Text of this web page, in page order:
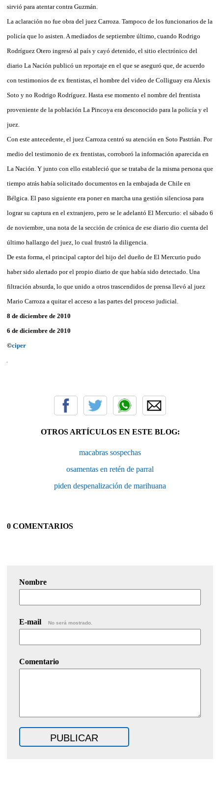
sirvió para atentar contra Guzmán.
La aclaración no fue obra del juez Carroza. Tampoco de los funcionarios de la
policía que lo asisten. A mediados de septiembre último, cuando Rodrigo
Rodríguez Otero ingresó al país y cayó detenido, el sitio electrónico del
diario La Nación publicó un reportaje en el que se aseguró que, de acuerdo
con testimonios de ex frentistas, el hombre del video de Colliguay era Alexis
Soto y no Rodrigo Rodríguez. Hasta ese momento el nombre del frentista
proveniente de la población La Pincoya era desconocido para la policía y el
juez.
Con este antecedente, el juez Carroza centró su atención en Soto Pastrián. Por
medio del testimonio de ex frentistas, corroboró la información aparecida en
La Nación. Y junto con ello estableció que se trataba de la misma persona que
tiempo atrás había solicitado documentos en la embajada de Chile en
Bélgica. El paso siguiente era poner en marcha una gestión silenciosa para
lograr su captura en el extranjero, pero se le adelantó El Mercurio: el sábado 6
de noviembre, una nota de la sección de crónica de ese diario dio cuenta del
último hallazgo del juez, lo cual frustró la diligencia.
De esta forma, el principal captor del hijo del dueño de El Mercurio pudo
haber sido alertado por el propio diario de que había sido detectado. Una
filtración absurda, lo que unido a otros trascendidos de prensa llevó al juez
Mario Carroza a quitar el acceso a las partes del proceso judicial.
8 de diciembre de 2010
6 de diciembre de 2010
©ciper
OTROS ARTÍCULOS EN ESTE BLOG:
macabras sospechas
osamentas en retén de parral
piden despenalización de marihuana
0 COMENTARIOS
Nombre
E-mail No será mostrado.
Comentario